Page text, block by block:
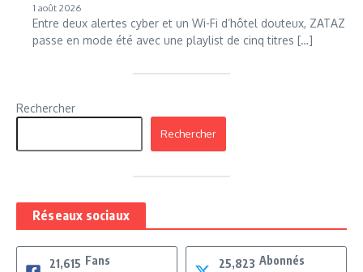
1 août 2026
Entre deux alertes cyber et un Wi-Fi d’hôtel douteux, ZATAZ
passe en mode été avec une playlist de cinq titres […]
Rechercher
Rechercher
Réseaux sociaux
21,615 Fans
25,823 Abonnés